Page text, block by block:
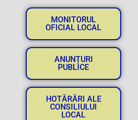
MONITORUL
OFICIAL LOCAL
ANUNȚURI
PUBLICE
HOTĂRĂRI ALE
CONSILIULUI
LOCAL